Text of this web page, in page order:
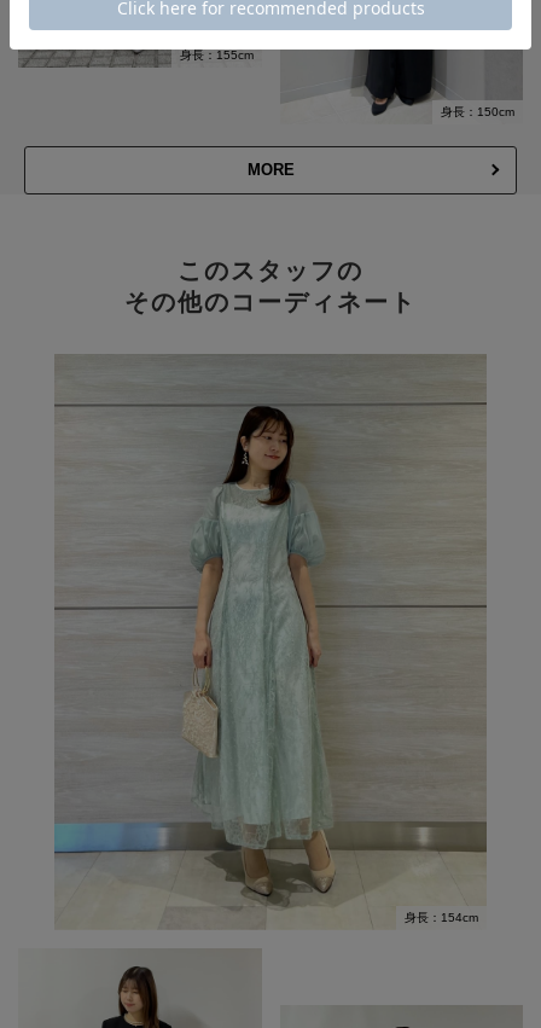
身長：155cm
身長：150cm
MORE
このスタッフの
その他のコーディネート
身長：154cm